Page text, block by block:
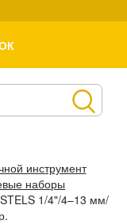
инструмент
наборы
1/4"/4–13 мм/